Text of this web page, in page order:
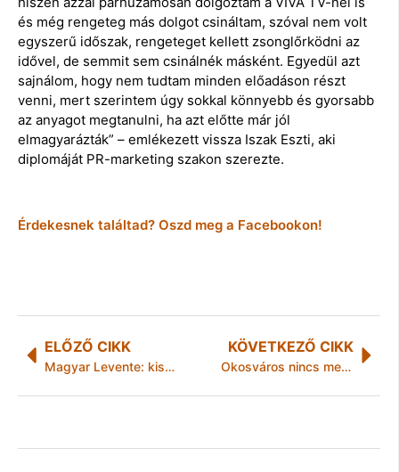
és még rengeteg más dolgot csináltam, szóval nem volt
egyszerű időszak, rengeteget kellett zsonglőrködni az
idővel, de semmit sem csinálnék másként. Egyedül azt
sajnálom, hogy nem tudtam minden előadáson részt
venni, mert szerintem úgy sokkal könnyebb és gyorsabb
az anyagot megtanulni, ha azt előtte már jól
elmagyarázták” – emlékezett vissza Iszak Eszti, aki
diplomáját PR-marketing szakon szerezte.
Érdekesnek találtad? Oszd meg a Facebookon!
ELŐZŐ CIKK
Magyar Levente: kis- és középvállalkozói réteg nélkül egyetlen ország gazdasága sem lehet sikeres
KÖVETKEZŐ CIKK
Okosváros nincs megújuló energia nélkül